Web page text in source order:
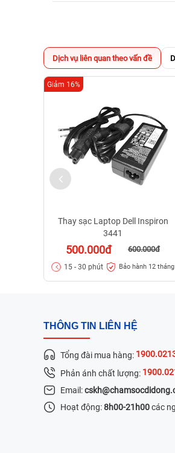
Dịch vụ liên quan theo vấn đề
Thay sạc Laptop Dell Inspiron
3441
500.000đ 600.000đ
Giảm 16%
15 - 30 phút Bảo hành 12 tháng
THÔNG TIN LIÊN HỆ
Tổng đài mua hàng:
Phản ánh chất lượng:
Email:
Hoạt động:8h00-21h00các